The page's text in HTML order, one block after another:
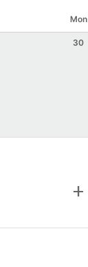
Mon
30
add